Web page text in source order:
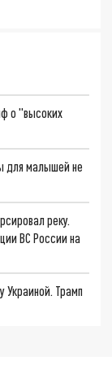
о "высоких
для малышей не
реку.
ВС России на
Украиной. Трамп